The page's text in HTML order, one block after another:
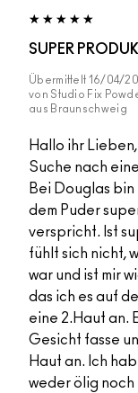
SUPER
Übermittelt 16/04/
von Studio Fix
aus Braunschweig
Hallo ihr
Suche nach
Bei Douglas
dem Puder
verspricht. Ist
fühlt sich nicht,
war und ist mir
das ich es auf
eine 2.Haut an.
Gesicht fasse
Haut an. Ich
weder ölig noch